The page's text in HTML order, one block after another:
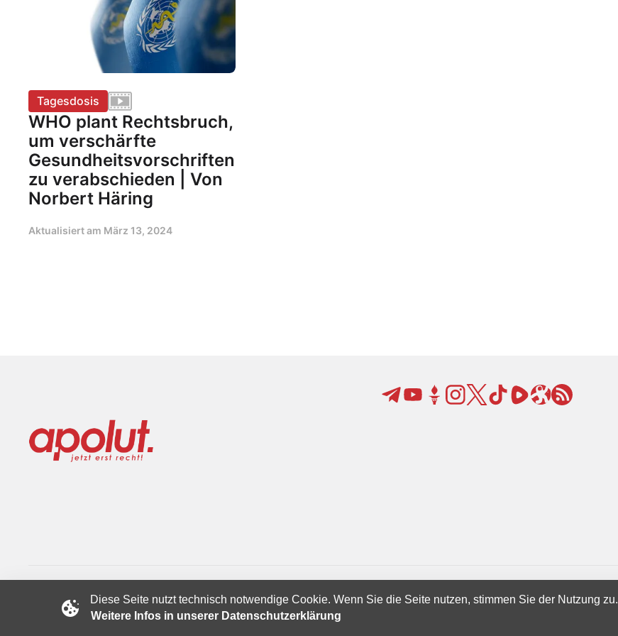
Tagesdosis
WHO plant Rechtsbruch,
um verschärfte
Gesundheitsvorschriften
zu verabschieden | Von
Norbert Häring
Aktualisiert am März 13, 2024
Copyright © 2024 apolut | Jetzt erst recht!. Published apolut Creatives Ltd.
Diese Seite nutzt technisch notwendige Cookie. Wenn Sie die Seite nutzen, stimmen Sie der Nutzung zu.
Weitere Infos in unserer Datenschutzerklärung